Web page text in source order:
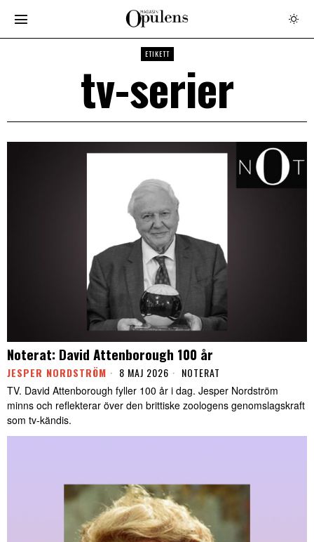
ETIKETT
tv-serier
Noterat: David Attenborough 100 år
JESPER NORDSTRÖM 8 MAJ 2026 NOTERAT
TV. David Attenborough fyller 100 år i dag. Jesper Nordström
minns och reflekterar över den brittiske zoologens genomslagskraft
som tv-kändis.